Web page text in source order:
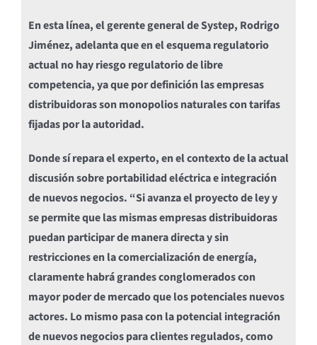
En esta línea, el gerente general de Systep, Rodrigo
Jiménez, adelanta que en el esquema regulatorio
actual no hay riesgo regulatorio de libre
competencia, ya que por definición las empresas
distribuidoras son monopolios naturales con tarifas
fijadas por la autoridad.
Donde sí repara el experto, en el contexto de la actual
discusión sobre portabilidad eléctrica e integración
de nuevos negocios. “Si avanza el proyecto de ley y
se permite que las mismas empresas distribuidoras
puedan participar de manera directa y sin
restricciones en la comercialización de energía,
claramente habrá grandes conglomerados con
mayor poder de mercado que los potenciales nuevos
actores. Lo mismo pasa con la potencial integración
de nuevos negocios para clientes regulados, como